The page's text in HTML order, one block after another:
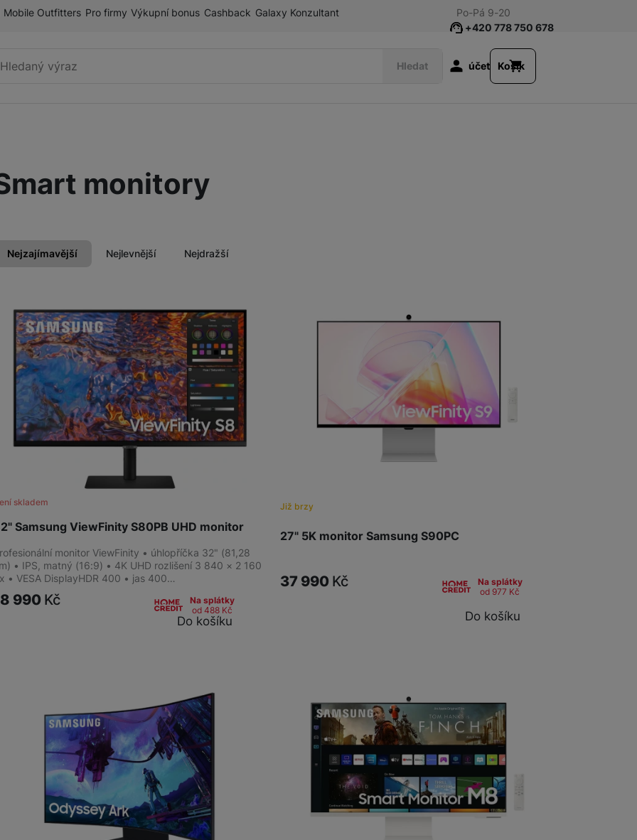
Mobile Outfitters Pro firmy Výkupní bonus Cashback Galaxy Konzultant
Vyhledávání Hledat
+420 778 750 678
Po-Pá 9-20
Uživatelská
účet Košík
monitory
Nejzajímavější Nejlevnější Nejdražší
Produkty
Samsung ViewFinity S80PB UHD monitor
skladem
monitor ViewFinity • úhlopříčka 32" (81,28
• IPS, matný (16:9) • 4K UHD rozlišení 3 840 × 2 160
• VESA DisplayHDR 400 • jas 400…
990 Kč
Na splátky
od 488 Kč
Do košíku
27" 5K monitor Samsung S90PC
Již brzy
37 990 Kč
Na splátky
od 977 Kč
Do košíku